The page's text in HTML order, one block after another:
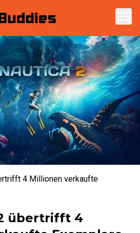
4 Millionen verkaufte
übertrifft 4